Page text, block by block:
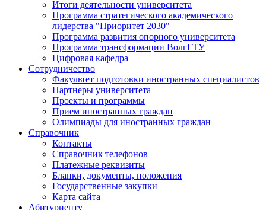
Итоги деятельности университета
Программа стратегического академического
лидерства "Приоритет 2030"
Программа развития опорного университета
Программа трансформации ВолгГТУ
Цифровая кафедра
Сотрудничество
Факультет подготовки иностранных специалистов
Партнеры университета
Проекты и программы
Прием иностранных граждан
Олимпиады для иностранных граждан
Справочник
Контакты
Справочник телефонов
Платежные реквизиты
Бланки, документы, положения
Государственные закупки
Карта сайта
Абитуриенту